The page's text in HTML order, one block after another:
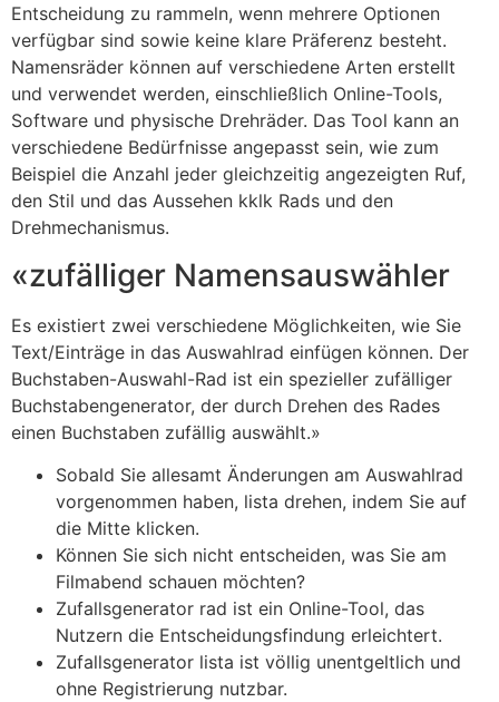
Entscheidung zu rammeln, wenn mehrere Optionen
verfügbar sind sowie keine klare Präferenz besteht.
Namensräder können auf verschiedene Arten erstellt
und verwendet werden, einschließlich Online-Tools,
Software und physische Drehräder. Das Tool kann an
verschiedene Bedürfnisse angepasst sein, wie zum
Beispiel die Anzahl jeder gleichzeitig angezeigten Ruf,
den Stil und das Aussehen kklk Rads und den
Drehmechanismus.
«zufälliger Namensauswähler
Es existiert zwei verschiedene Möglichkeiten, wie Sie
Text/Einträge in das Auswahlrad einfügen können. Der
Buchstaben-Auswahl-Rad ist ein spezieller zufälliger
Buchstabengenerator, der durch Drehen des Rades
einen Buchstaben zufällig auswählt.»
Sobald Sie allesamt Änderungen am Auswahlrad
vorgenommen haben, lista drehen, indem Sie auf
die Mitte klicken.
Können Sie sich nicht entscheiden, was Sie am
Filmabend schauen möchten?
Zufallsgenerator rad ist ein Online-Tool, das
Nutzern die Entscheidungsfindung erleichtert.
Zufallsgenerator lista ist völlig unentgeltlich und
ohne Registrierung nutzbar.